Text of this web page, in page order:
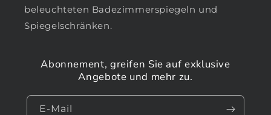
beleuchteten Badezimmerspiegeln und
Spiegelschränken.
Abonnement, greifen Sie auf exklusive
Angebote und mehr zu.
E-Mail